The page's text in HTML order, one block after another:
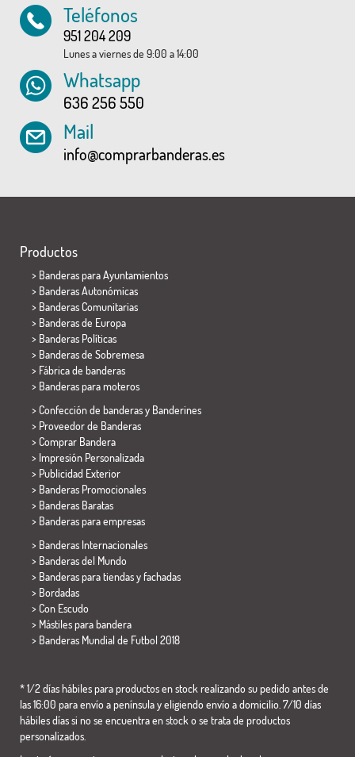
Teléfonos
951 204 209
Lunes a viernes de 9:00 a 14:00
Whatsapp
636 256 550
Mail
info@comprarbanderas.es
Productos
> Banderas para Ayuntamientos
> Banderas Autonómicas
> Banderas Comunitarias
> Banderas de Europa
> Banderas Políticas
> Banderas de Sobremesa
> Fábrica de banderas
> Banderas para moteros
> Confección de banderas y Banderines
> Proveedor de Banderas
> Comprar Bandera
> Impresión Personalizada
> Publicidad Exterior
> Banderas Promocionales
> Banderas Baratas
> Banderas para empresas
> Banderas Internacionales
> Banderas del Mundo
> Banderas para tiendas y fachadas
> Bordadas
> Con Escudo
> Mástiles para bandera
> Banderas Mundial de Futbol 2018
* 1/2 días hábiles para productos en stock realizando su pedido antes de
las 16:00 para envío a península y eligiendo envío a domicilio. 7/10 días
hábiles días si no se encuentra en stock o se trata de productos
personalizados.